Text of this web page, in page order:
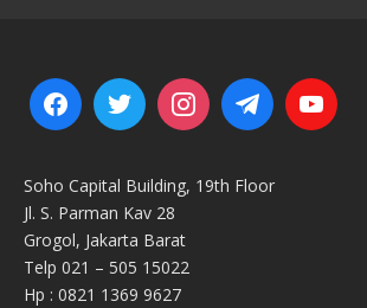
Soho Capital Building, 19th Floor
Jl. S. Parman Kav 28
Grogol, Jakarta Barat
Telp 021 – 505 15022
Hp : 0821 1369 9627